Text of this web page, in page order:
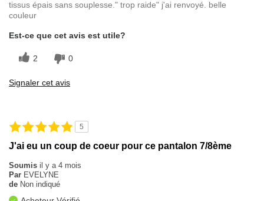
tissus épais sans souplesse." trop raide" j'ai renvoyé. belle
couleur
Est-ce que cet avis est utile?
2 0
Signaler cet avis
5
J'ai eu un coup de coeur pour ce pantalon 7/8ème
Soumis il y a 4 mois
Par EVELYNE
de Non indiqué